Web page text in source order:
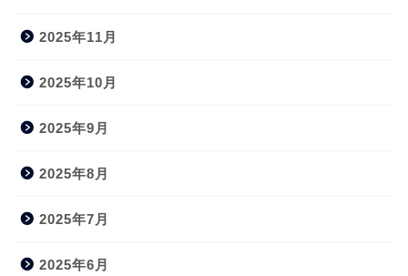
2025年11月
2025年10月
2025年9月
2025年8月
2025年7月
2025年6月